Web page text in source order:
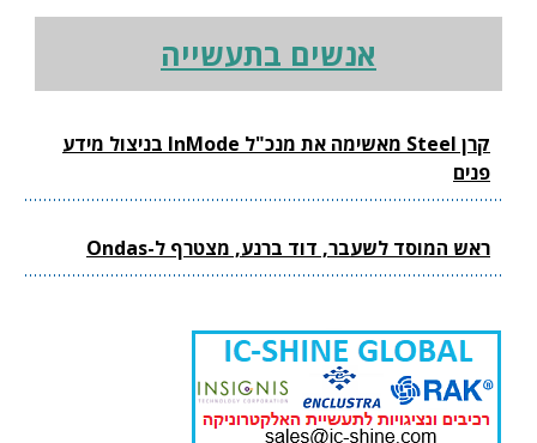
אנשים בתעשייה
קרן Steel מאשימה את מנכ"ל InMode בניצול מידע
פנים
ראש המוסד לשעבר, דוד ברנע, מצטרף ל-Ondas